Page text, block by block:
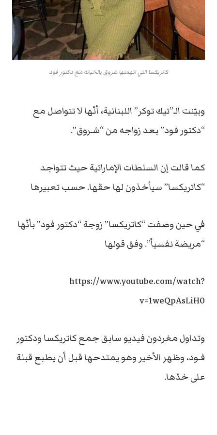
كاتريكسا التي اتهمتها شروق بالخيانة مع دكتور فود
وبيّنت الـ”تيك توكر” اللبنانية، أنّها لا تتواصل مع
“دكتور فود” بعد زواجه من “شـروق”.
كما قالت إن السلطات الإماراتية حيث تتواجد
“كاتريكسا” سيأخذون لها حقها. حسب تعبيرها
في حين وصفت “كاتريكسا” زوجة “دكتور فود” بأنّها
“مريضة نفسياً”. وفق قولها
https://www.youtube.com/watch?
v=1weQpAsLiH0
وتداول مغردون فيديو سابق جمع كاتريكسا ودكتور
فـود، وظهر الأخير وهو يمتدحها قبل أن يطبع قبلة
على خدّها.